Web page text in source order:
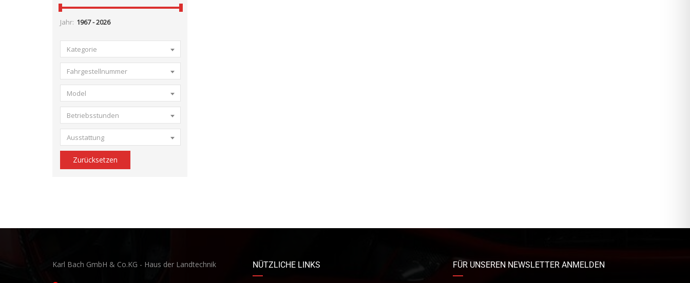
Jahr:
Kategorie
Fahrgestellnummer
Model
Betriebsstunden
Ausstattung
Zurücksetzen
Karl Bach GmbH & Co.KG - Haus der Landtechnik NÜTZLICHE LINKS FÜR UNSEREN NEWSLETTER ANMELDEN